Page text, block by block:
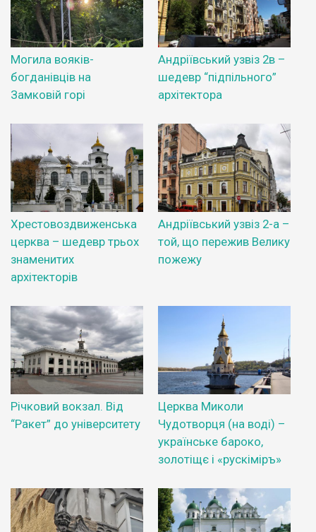
Могила вояків-
богданівців на
Замковій горі
Андріївський узвіз 2в –
шедевр “підпільного”
архітектора
Хрестовоздвиженська
церква – шедевр трьох
знаменитих
архітекторів
Андріївський узвіз 2-а –
той, що пережив Велику
пожежу
Річковий вокзал. Від
“Ракет” до університету
Церква Миколи
Чудотворця (на воді) –
українське бароко,
золотіщє і «рускіміръ»